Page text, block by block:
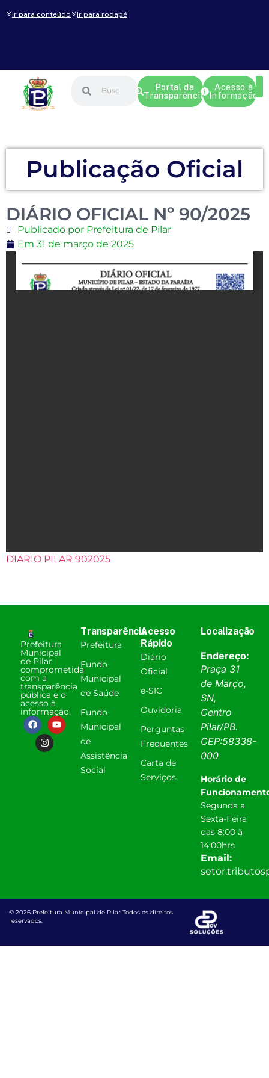
Ir para conteúdo Ir para rodapé
Portal da
Transparência
Acesso à
Informação
Publicação Oficial
DIÁRIO OFICIAL Nº 90/2025
Publicado por Prefeitura de Pilar
Em 31 de março de 2025
DIARIO PILAR 902025
Prefeitura
Municipal
de Pilar
comprometida
com a
transparência
pública e o
acesso à
informação.
Transparência
Prefeitura
Fundo
Municipal
de Saúde
Fundo
Municipal
de
Assistência
Social
Acesso
Rápido
Diário
Oficial
e-SIC
Ouvidoria
Perguntas
Frequentes
Carta de
Serviços
Localização
Endereço:
Praça 31
de Março,
SN,
Centro
Pilar/PB.
CEP:58338-
000
Horário de
Segunda a
Sexta-Feira
das 8:00 à
14:00hrs
Email:
© 2026 Prefeitura Municipal de Pilar Todos os direitos
reservados.